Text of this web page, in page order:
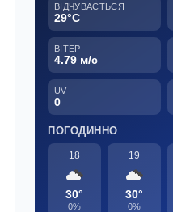
ВІДЧУВАЄТЬСЯ
29°C
ВІТЕР
4.79 м/с
UV
0
ПОГОДИННО
18
30°
0%
19
30°
0%